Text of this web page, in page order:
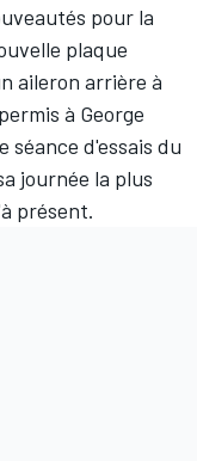
pour la
plaque
aileron arrière à
à George
séance d'essais du
journée la plus
présent.